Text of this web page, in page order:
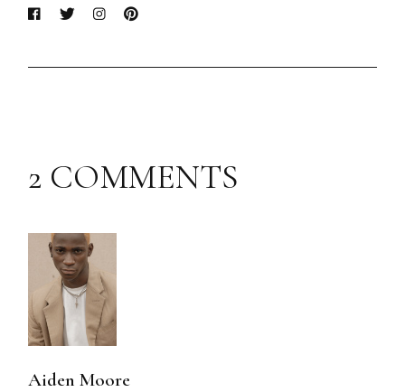
2 COMMENTS
Aiden Moore